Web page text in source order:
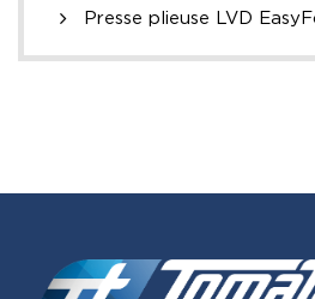
Presse plieuse LVD